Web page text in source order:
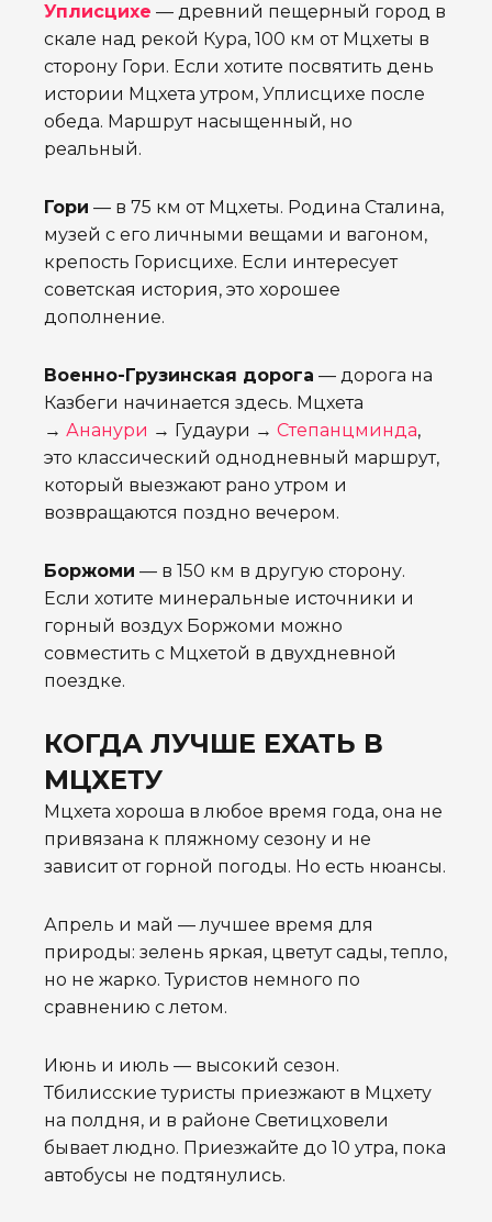
Уплисцихе — древний пещерный город в
скале над рекой Кура, 100 км от Мцхеты в
сторону Гори. Если хотите посвятить день
истории Мцхета утром, Уплисцихе после
обеда. Маршрут насыщенный, но
реальный.
Гори — в 75 км от Мцхеты. Родина Сталина,
музей с его личными вещами и вагоном,
крепость Горисцихе. Если интересует
советская история, это хорошее
дополнение.
Военно-Грузинская дорога — дорога на
Казбеги начинается здесь. Мцхета
→ Ананури → Гудаури → Степанцминда,
это классический однодневный маршрут,
который выезжают рано утром и
возвращаются поздно вечером.
Боржоми — в 150 км в другую сторону.
Если хотите минеральные источники и
горный воздух Боржоми можно
совместить с Мцхетой в двухдневной
поездке.
КОГДА ЛУЧШЕ ЕХАТЬ В
МЦХЕТУ
Мцхета хороша в любое время года, она не
привязана к пляжному сезону и не
зависит от горной погоды. Но есть нюансы.
Апрель и май — лучшее время для
природы: зелень яркая, цветут сады, тепло,
но не жарко. Туристов немного по
сравнению с летом.
Июнь и июль — высокий сезон.
Тбилисские туристы приезжают в Мцхету
на полдня, и в районе Светицховели
бывает людно. Приезжайте до 10 утра, пока
автобусы не подтянулись.